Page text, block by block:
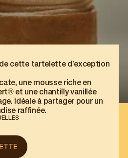
de cette tartelette d’exception
une mousse riche en
et une chantilly vanillée
Idéale à partager pour un
raffinée.